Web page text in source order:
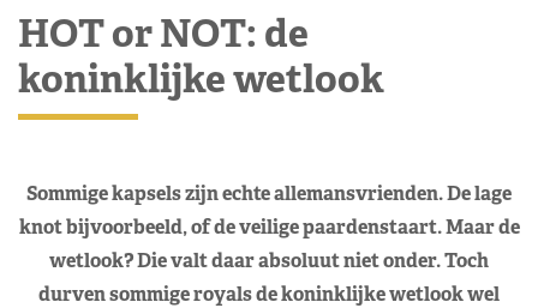
HOT or NOT: de
koninklijke wetlook
Sommige kapsels zijn echte allemansvrienden. De lage
knot bijvoorbeeld, of de veilige paardenstaart. Maar de
wetlook? Die valt daar absoluut niet onder. Toch
durven sommige royals de koninklijke wetlook wel